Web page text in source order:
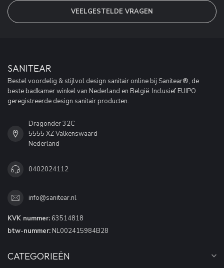
VEELGESTELDE VRAGEN
SANITEAR
Bestel voordelig & stijlvol design sanitair online bij Sanitear®, de
beste badkamer winkel van Nederland en België. Inclusief EUIPO
geregistreerde design sanitair producten.
Dragonder 32C
5555 XZ Valkenswaard
Nederland
0402024112
info@sanitear.nl
KVK nummer: 63514818
btw-nummer: NL002415984B28
CATEGORIEËN